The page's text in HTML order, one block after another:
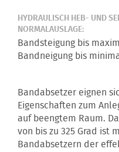
HYDRAULISCH HEB- UND
NORMALAUSLAGE:
Bandsteigung bis
Bandneigung bis
Bandabsetzer eignen
Eigenschaften zum
auf beengtem Raum.
von bis zu 325 Grad ist
Bandabsetzern der